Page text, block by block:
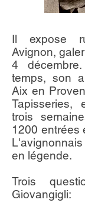
Il expose
Avignon,
4
temps, son
Aix en
Tapisseries,
trois
1200 entrées
en légende.
Trois
Giovangigli: